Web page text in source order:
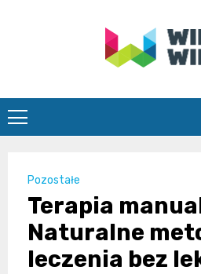
Pozostałe
Terapia
Naturalne
leczenia bez